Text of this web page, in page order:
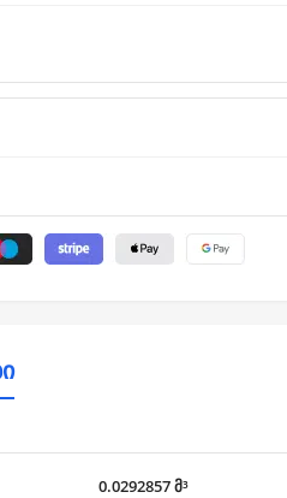
0.0292857 მ³